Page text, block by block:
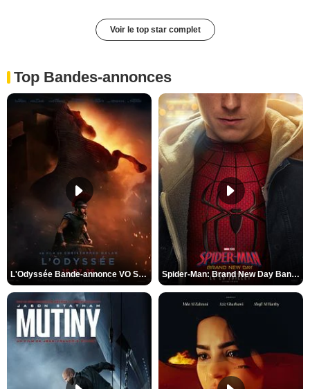
Voir le top star complet
Top Bandes-annonces
L'Odyssée Bande-annonce VO STFR Spider-Man: Brand New Day Bande-annonce VO STFR